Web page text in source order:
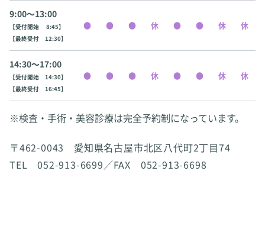
9:00〜13:00
【受付開始 8:45】
【最終受付 12:30】
14:30〜17:00
【受付開始 14:30】
【最終受付 16:45】
※検査・手術・美容診療は完全予約制になっています。
〒462-0043 愛知県名古屋市北区八代町2丁目74
TEL 052-913-6699／FAX 052-913-6698